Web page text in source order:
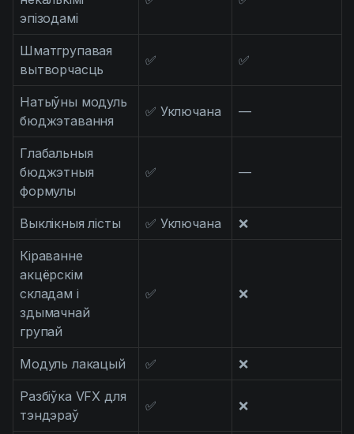
эпізодамі
Шматгрупавая
вытворчасць
✅ ✅
Натыўны модуль
бюджэтавання
✅ Уключана —
Глабальныя
бюджэтныя
формулы
✅ —
Выклікныя лісты ✅ Уключана ❌
Кіраванне
акцёрскім
складам і
здымачнай
групай
✅ ❌
Модуль лакацый ✅ ❌
Разбіўка VFX для
тэндэраў
✅ ❌